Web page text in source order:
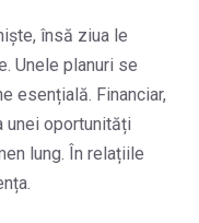
însă ziua le
Unele planuri se
esențială. Financiar,
unei oportunități
lung. În relațiile